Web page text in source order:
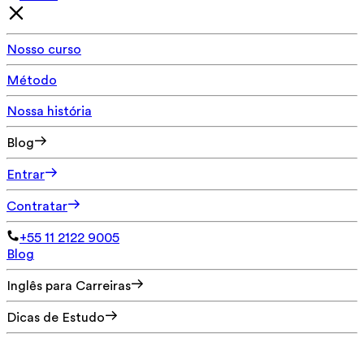
Nosso curso
Método
Nossa história
Blog
Entrar
Contratar
+55 11 2122 9005
Blog
Inglês para Carreiras
Dicas de Estudo